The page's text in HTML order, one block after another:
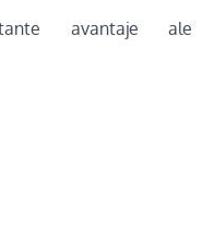
avantaje ale